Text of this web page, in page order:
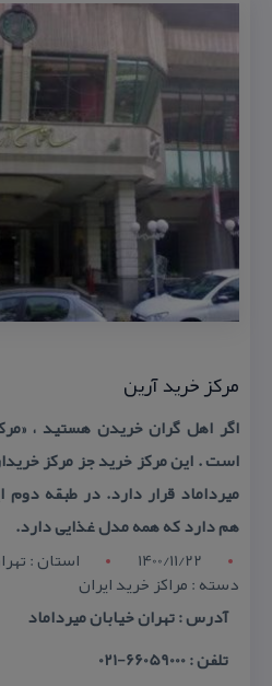
مركز خرید آرین
اگر اهل گران خریدن هستید ،
است . این مركز خرید جز مركز
میرداماد قرار دارد. در طبقه
هم دارد كه همه مدل غذایی دارد.
1400/11/22
استان :
دسته : مراكز خرید ایران
آدرس : تهران خیابان میرداماد
تلفن : 66059000-021